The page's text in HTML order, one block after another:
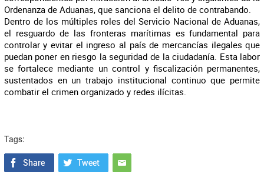
Ordenanza de Aduanas, que sanciona el delito de contrabando.
Dentro de los múltiples roles del Servicio Nacional de Aduanas,
el resguardo de las fronteras marítimas es fundamental para
controlar y evitar el ingreso al país de mercancías ilegales que
puedan poner en riesgo la seguridad de la ciudadanía. Esta labor
se fortalece mediante un control y fiscalización permanentes,
sustentados en un trabajo institucional continuo que permite
combatir el crimen organizado y redes ilícitas.
Tags: